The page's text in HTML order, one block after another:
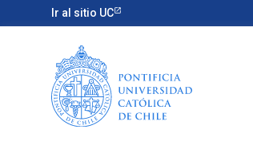
Ir al sitio UC